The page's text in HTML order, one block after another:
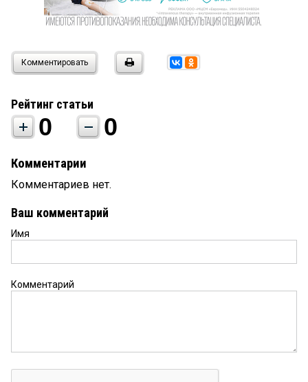
Комментировать
Рейтинг статьи
0 0
Комментарии
Комментариев нет.
Ваш комментарий
Имя
Комментарий